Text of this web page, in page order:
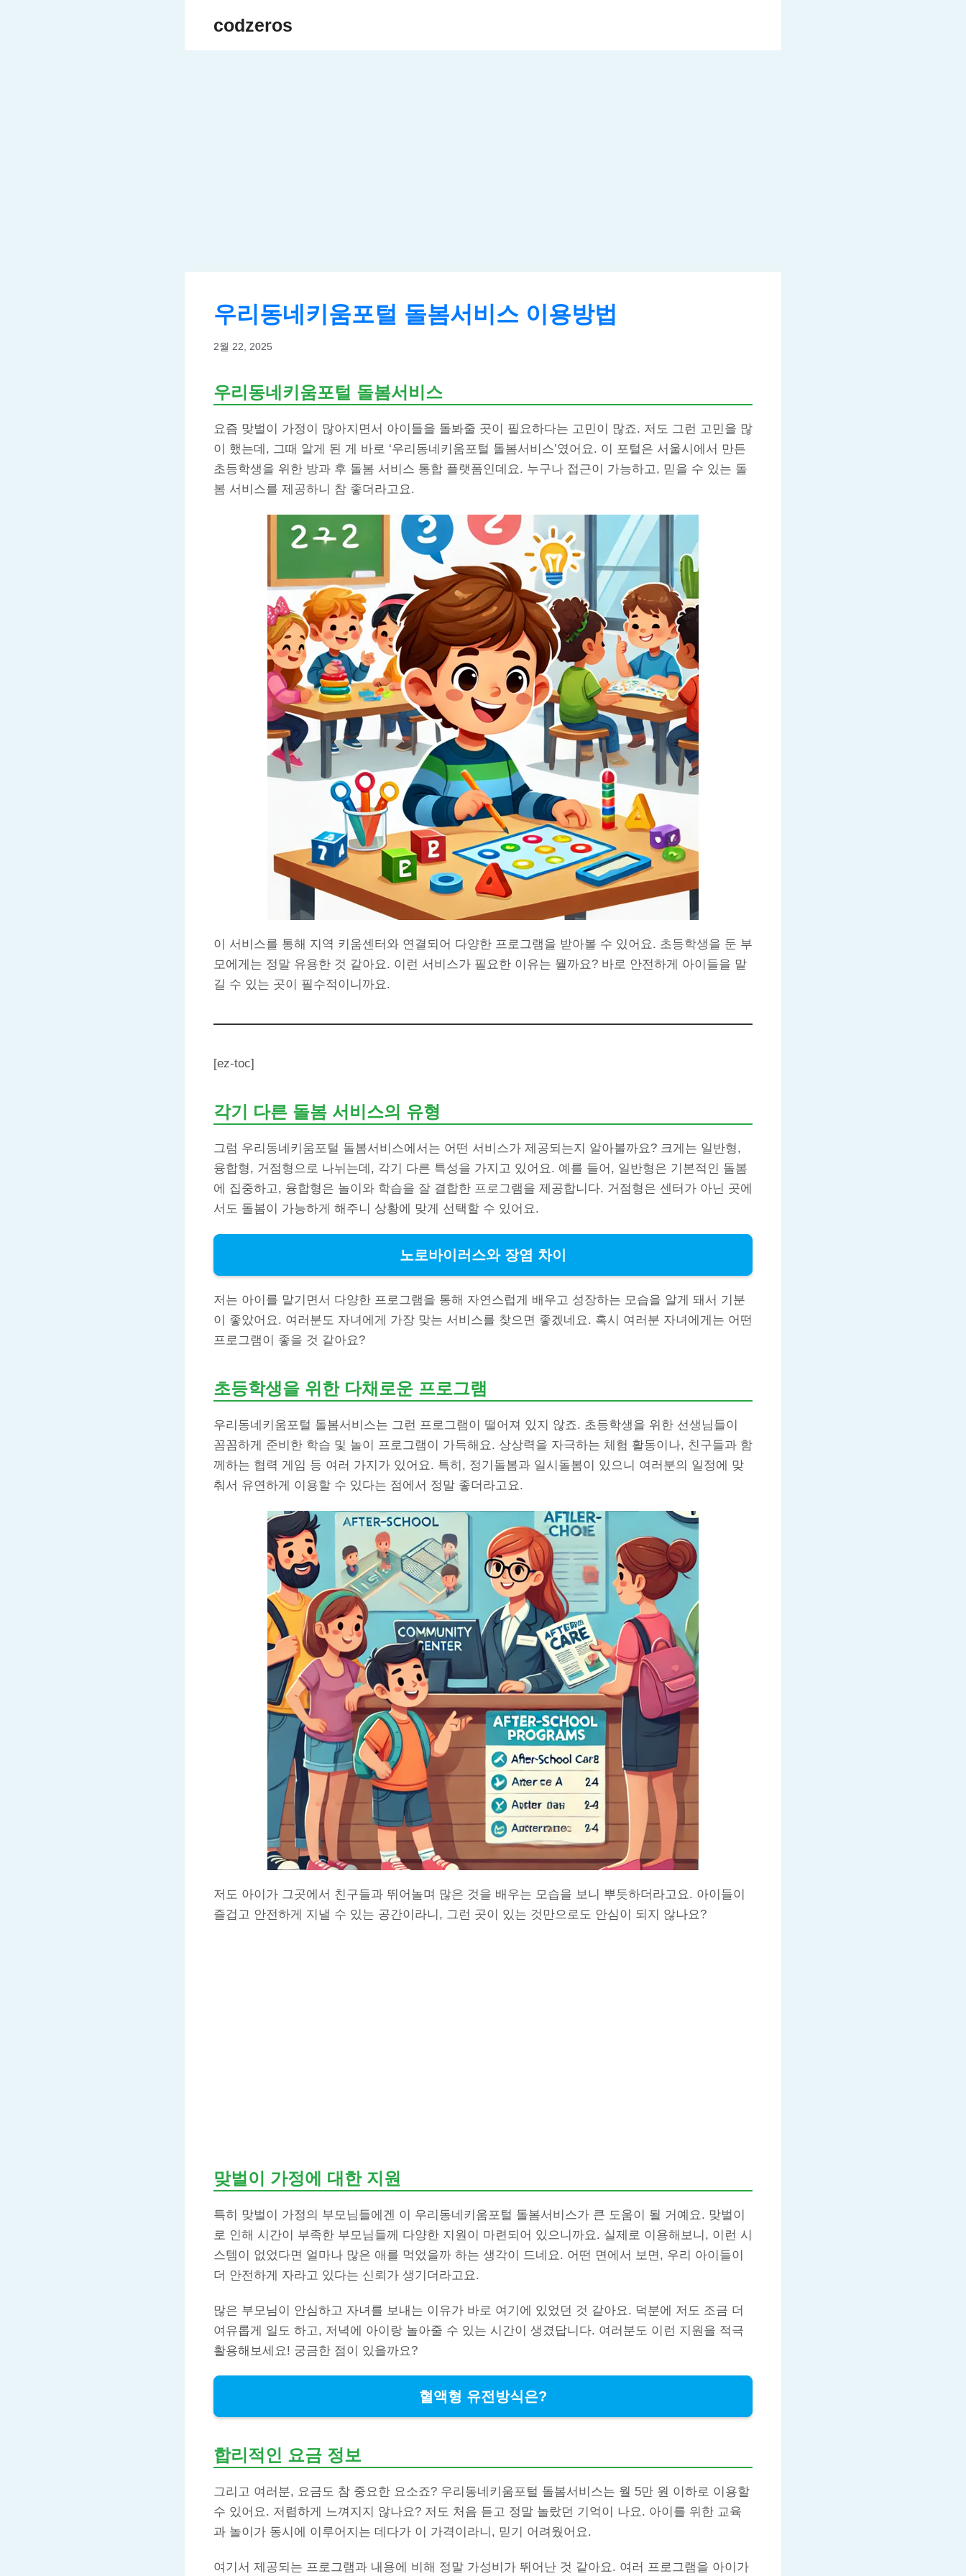
codzeros
우리동네키움포털 돌봄서비스 이용방법
2월 22, 2025
우리동네키움포털 돌봄서비스
요즘 맞벌이 가정이 많아지면서 아이들을 돌봐줄 곳이 필요하다는 고민이 많죠. 저도 그런 고민을 많
이 했는데, 그때 알게 된 게 바로 ‘우리동네키움포털 돌봄서비스’였어요. 이 포털은 서울시에서 만든
초등학생을 위한 방과 후 돌봄 서비스 통합 플랫폼인데요. 누구나 접근이 가능하고, 믿을 수 있는 돌
봄 서비스를 제공하니 참 좋더라고요.
이 서비스를 통해 지역 키움센터와 연결되어 다양한 프로그램을 받아볼 수 있어요. 초등학생을 둔 부
모에게는 정말 유용한 것 같아요. 이런 서비스가 필요한 이유는 뭘까요? 바로 안전하게 아이들을 맡
길 수 있는 곳이 필수적이니까요.
[ez-toc]
각기 다른 돌봄 서비스의 유형
그럼 우리동네키움포털 돌봄서비스에서는 어떤 서비스가 제공되는지 알아볼까요? 크게는 일반형,
융합형, 거점형으로 나뉘는데, 각기 다른 특성을 가지고 있어요. 예를 들어, 일반형은 기본적인 돌봄
에 집중하고, 융합형은 놀이와 학습을 잘 결합한 프로그램을 제공합니다. 거점형은 센터가 아닌 곳에
서도 돌봄이 가능하게 해주니 상황에 맞게 선택할 수 있어요.
노로바이러스와 장염 차이
저는 아이를 맡기면서 다양한 프로그램을 통해 자연스럽게 배우고 성장하는 모습을 알게 돼서 기분
이 좋았어요. 여러분도 자녀에게 가장 맞는 서비스를 찾으면 좋겠네요. 혹시 여러분 자녀에게는 어떤
프로그램이 좋을 것 같아요?
초등학생을 위한 다채로운 프로그램
우리동네키움포털 돌봄서비스는 그런 프로그램이 떨어져 있지 않죠. 초등학생을 위한 선생님들이
꼼꼼하게 준비한 학습 및 놀이 프로그램이 가득해요. 상상력을 자극하는 체험 활동이나, 친구들과 함
께하는 협력 게임 등 여러 가지가 있어요. 특히, 정기돌봄과 일시돌봄이 있으니 여러분의 일정에 맞
춰서 유연하게 이용할 수 있다는 점에서 정말 좋더라고요.
저도 아이가 그곳에서 친구들과 뛰어놀며 많은 것을 배우는 모습을 보니 뿌듯하더라고요. 아이들이
즐겁고 안전하게 지낼 수 있는 공간이라니, 그런 곳이 있는 것만으로도 안심이 되지 않나요?
맞벌이 가정에 대한 지원
특히 맞벌이 가정의 부모님들에겐 이 우리동네키움포털 돌봄서비스가 큰 도움이 될 거예요. 맞벌이
로 인해 시간이 부족한 부모님들께 다양한 지원이 마련되어 있으니까요. 실제로 이용해보니, 이런 시
스템이 없었다면 얼마나 많은 애를 먹었을까 하는 생각이 드네요. 어떤 면에서 보면, 우리 아이들이
더 안전하게 자라고 있다는 신뢰가 생기더라고요.
많은 부모님이 안심하고 자녀를 보내는 이유가 바로 여기에 있었던 것 같아요. 덕분에 저도 조금 더
여유롭게 일도 하고, 저녁에 아이랑 놀아줄 수 있는 시간이 생겼답니다. 여러분도 이런 지원을 적극
활용해보세요! 궁금한 점이 있을까요?
혈액형 유전방식은?
합리적인 요금 정보
그리고 여러분, 요금도 참 중요한 요소죠? 우리동네키움포털 돌봄서비스는 월 5만 원 이하로 이용할
수 있어요. 저렴하게 느껴지지 않나요? 저도 처음 듣고 정말 놀랐던 기억이 나요. 아이를 위한 교육
과 놀이가 동시에 이루어지는 데다가 이 가격이라니, 믿기 어려웠어요.
여기서 제공되는 프로그램과 내용에 비해 정말 가성비가 뛰어난 것 같아요. 여러 프로그램을 아이가